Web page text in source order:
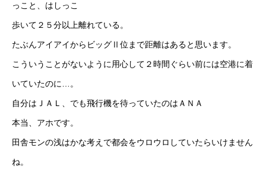
っこと、はしっこ
歩いて２５分以上離れている。
たぶんアイアイからビッグⅡ位まで距離はあると思います。
こういうことがないように用心して２時間ぐらい前には空港に着
いていたのに…。
自分はＪＡＬ、でも飛行機を待っていたのはＡＮＡ
本当、アホです。
田舎モンの浅はかな考えで都会をウロウロしていたらいけません
ね。